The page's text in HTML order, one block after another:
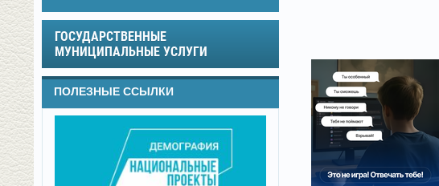
ГОСУДАРСТВЕННЫЕ
МУНИЦИПАЛЬНЫЕ УСЛУГИ
ПОЛЕЗНЫЕ ССЫЛКИ